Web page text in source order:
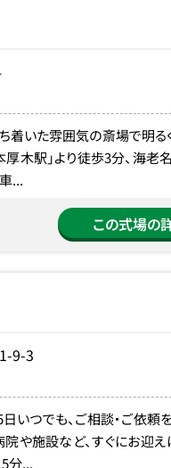
着いた雰囲気の斎場で明
木駅」より徒歩3分、海老名
...
この式場の
9-3
つでも、ご相談・ご依頼
施設など、すぐにお迎え
分...